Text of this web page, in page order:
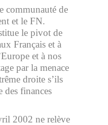
communauté de
et le FN.
le pivot de
Français et à
et à nos
par la menace
droite s’ils
des finances
2002 ne relève